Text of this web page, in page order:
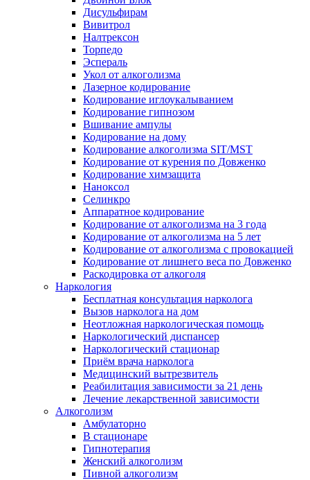
Дисульфирам
Вивитрол
Налтрексон
Торпедо
Эспераль
Укол от алкоголизма
Лазерное кодирование
Кодирование иглоукалыванием
Кодирование гипнозом
Вшивание ампулы
Кодирование на дому
Кодирование алкоголизма SIT/MST
Кодирование от курения по Довженко
Кодирование химзащита
Наноксол
Селинкро
Аппаратное кодирование
Кодирование от алкоголизма на 3 года
Кодирование от алкоголизма на 5 лет
Кодирование от алкоголизма с провокацией
Кодирование от лишнего веса по Довженко
Раскодировка от алкоголя
Наркология
Бесплатная консультация нарколога
Вызов нарколога на дом
Неотложная наркологическая помощь
Наркологический диспансер
Наркологический стационар
Приём врача нарколога
Медицинский вытрезвитель
Реабилитация зависимости за 21 день
Лечение лекарственной зависимости
Алкоголизм
Амбулаторно
В стационаре
Гипнотерапия
Женский алкоголизм
Пивной алкоголизм